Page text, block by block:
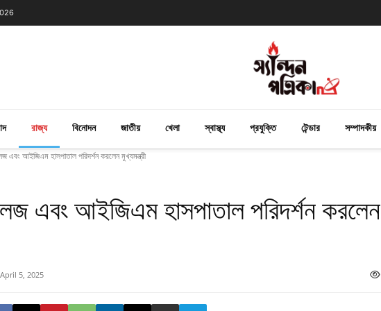
রাজ্য বিনোদন জাতীয় খেলা স্বাস্থ্য প্রযুক্তি টেন্ডার সম্পাদকীয়
এবং আইজিএম হাসপাতাল পরিদর্শন করলেন মুখ্যমন্ত্রী
এবং আইজিএম হাসপাতাল পরিদর্শন করলেন
April 5, 2025